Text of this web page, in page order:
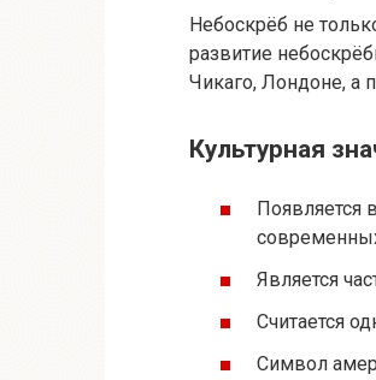
Небоскрёб не
развитие
Чикаго, Лондоне, а
Культурная
Появляется
Является
Считается
Символ